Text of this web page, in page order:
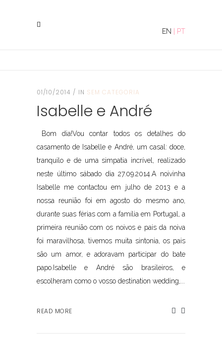
EN PT
01/10/2014 IN SEM CATEGORIA
Isabelle e André
Bom dia!Vou contar todos os detalhes do
casamento de Isabelle e André, um casal: doce,
tranquilo e de uma simpatia incrível, realizado
neste último sábado dia 27.09.2014.A noivinha
Isabelle me contactou em julho de 2013 e a
nossa reunião foi em agosto do mesmo ano,
durante suas férias com a família em Portugal, a
primeira reunião com os noivos e pais da noiva
foi maravilhosa, tivemos muita sintonia, os pais
são um amor, e adoravam participar do bate
papo.Isabelle e André são brasileiros, e
escolheram como o vosso destination wedding,...
READ MORE